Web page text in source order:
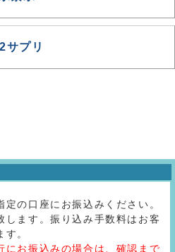
サプリ
の口座にお振込みください。
します。振り込み手数料はお客
。
お振込みの場合は、確認まで